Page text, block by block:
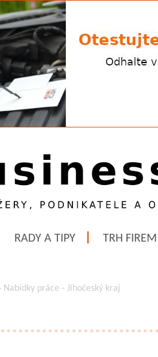
RADY A TIPY TRH FIREM
Nabídky práce - Jihočeský kraj